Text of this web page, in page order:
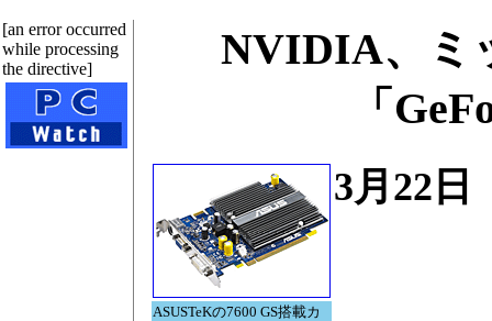
[an error occurred
while processing
the directive]
NVIDIA、ミ
「
ASUSTeKの7600 GS搭載カ
3月22